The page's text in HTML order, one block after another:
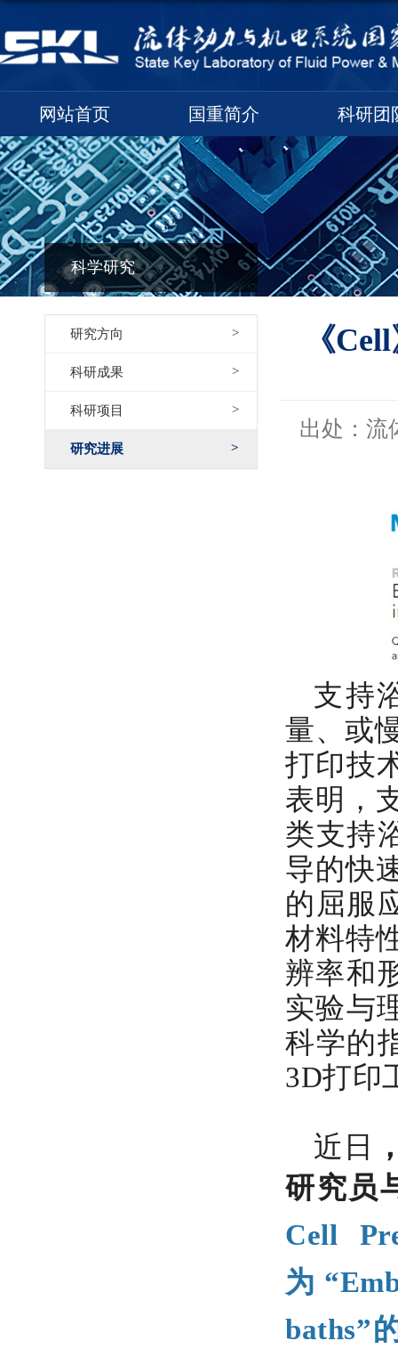
网站首页 国重简介 科研团
科学研究
研究方向
科研成果
科研项目
研究进展
《
出处：流
支持
量、或
打印技
表明，
类支持
导的快
的屈服
材料特
辨率和
实验与
科学的
3D打印
近日
研究 员
Cell
为
baths”